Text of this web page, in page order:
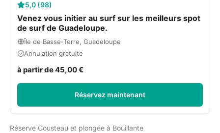
5,0 (98)
Venez vous initier au surf sur les meilleurs spot
de surf de Guadeloupe.
Île de Basse-Terre, Guadeloupe
Annulation gratuite
à partir de 45,00 €
Réservez maintenant
Réserve Cousteau et plongée à Bouillante